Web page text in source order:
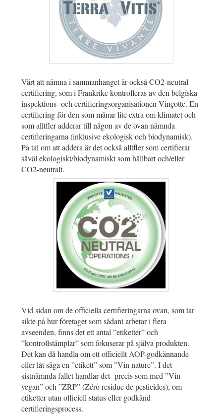
Värt att nämna i sammanhanget är också CO2-neutral
certifiering, som i Frankrike kontrolleras av den belgiska
inspektions- och certifieringsorganisationen Vinçotte. En
certifiering för den som månar lite extra om klimatet och
som alltfler adderar till någon av de ovan nämnda
certifieringarna (inklusive ekologisk och biodynamisk).
På tal om att addera är det också alltfler som certifierar
såväl ekologiskt/biodynamiskt som hållbart och/eller
CO2-neutralt.
Vid sidan om de officiella certifieringarna ovan, som tar
sikte på hur företaget som sådant arbetar i flera
avseenden, finns det ett antal ”etiketter” och
”kontrollstämplar” som fokuserar på själva produkten.
Det kan då handla om ett officiellt AOP-godkännande
eller låt säga en ”etikett” som ”Vin nature”. I det
sistnämnda fallet handlar det precis som med ”Vin
vegan” och ”ZRP” (Zéro residue de pesticides), om
etiketter utan officiell status eller godkänd
certifieringsprocess.